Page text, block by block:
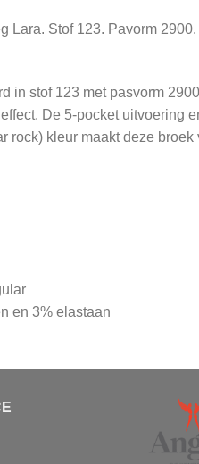
Lara. Stof 123. Pavorm
in stof 123 met pasvorm
De 5-pocket uitvoering
rock) kleur maakt deze
en 3% elastaan